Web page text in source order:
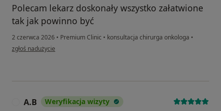
Polecam lekarz doskonały wszystko załatwione
tak jak powinno być
2 czerwca 2026 • Premium Clinic • konsultacja chirurga onkologa •
w opinii użytkownika Aleksander
zgłoś nadużycie
A.B Weryfikacja wizyty